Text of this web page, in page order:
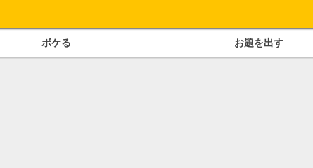
ボケる お題を出す